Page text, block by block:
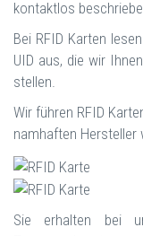
kontaktlos
Bei RFID Karten
UID aus, die wir
stellen.
Wir führen RFID
namhaften Hersteller
Sie erhalten bei